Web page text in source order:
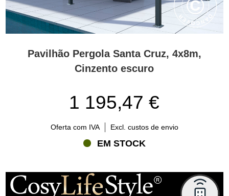
Pavilhão Pergola Santa Cruz, 4x8m,
Cinzento escuro
1 195,47 €
Oferta com IVA Excl. custos de envio
EM STOCK